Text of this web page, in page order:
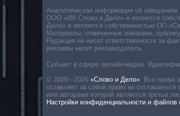
Субъект в сфере онлайн-медиа.
© 2009—2026 «Слово и Дело». Все права
оставляет за собой право не
или авторами которой являются третьи
Настройки конфиденциальности и файлов
Аналитическая информация об обещаниях
ООО «ИА Слово и Дело» и является
Дело» и являются собственностью ОО
Материалы, отмеченные значками,
Редакция не несет ответственности за
рекламы несет рекламодатель.